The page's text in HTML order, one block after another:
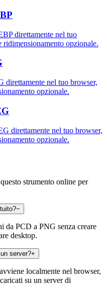
direttamente nel tuo
ridimensionamento opzionale.
direttamente nel tuo browser,
opzionale.
direttamente nel tuo browser,
opzionale.
strumento online per
−
da PCD a PNG senza creare
desktop.
server?+
localmente nel browser,
su un server di